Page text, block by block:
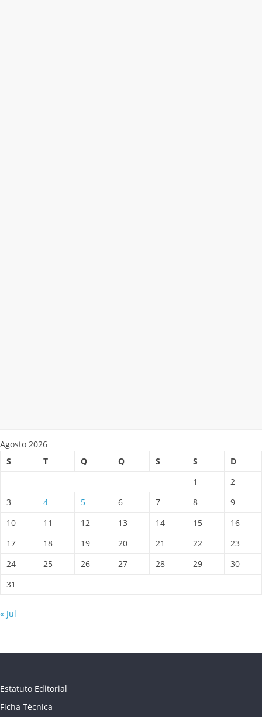
Agosto 2026
S
T Q Q S S
D
1
2
3
4 5 6 7 8
9
10
11 12 13 14 15
16
17
18 19 20 21 22
23
24
25 26 27 28 29
30
31
« Jul
Estatuto Editorial
Ficha Técnica